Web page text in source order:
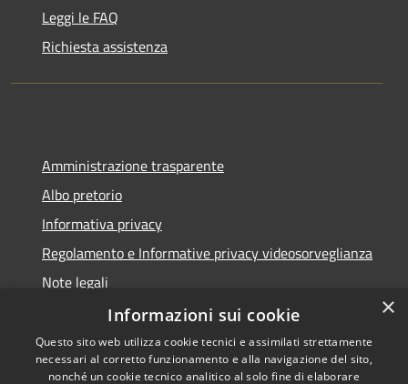
Leggi le FAQ
Richiesta assistenza
Amministrazione trasparente
Albo pretorio
Informativa privacy
Regolamento e Informative privacy videosorveglianza
Note legali
Dichiarazione di accessibilità
×
Informazioni sui cookie
Questo sito web utilizza cookie tecnici e assimilati strettamente
necessari al corretto funzionamento e alla navigazione del sito,
nonché un cookie tecnico analitico al solo fine di elaborare